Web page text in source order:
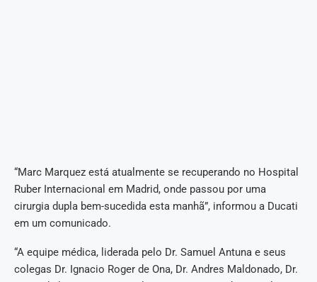
“Marc Marquez está atualmente se recuperando no Hospital
Ruber Internacional em Madrid, onde passou por uma
cirurgia dupla bem-sucedida esta manhã”, informou a Ducati
em um comunicado.
“A equipe médica, liderada pelo Dr. Samuel Antuna e seus
colegas Dr. Ignacio Roger de Ona, Dr. Andres Maldonado, Dr.